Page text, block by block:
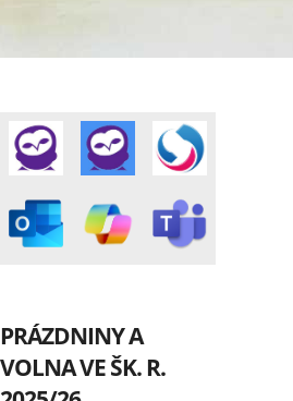
PRÁZDNINY A
VOLNA VE ŠK. R.